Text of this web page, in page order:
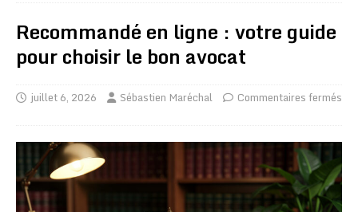
Recommandé en ligne : votre guide
pour choisir le bon avocat
juillet 6, 2026 Sébastien Maréchal Commentaires fermés